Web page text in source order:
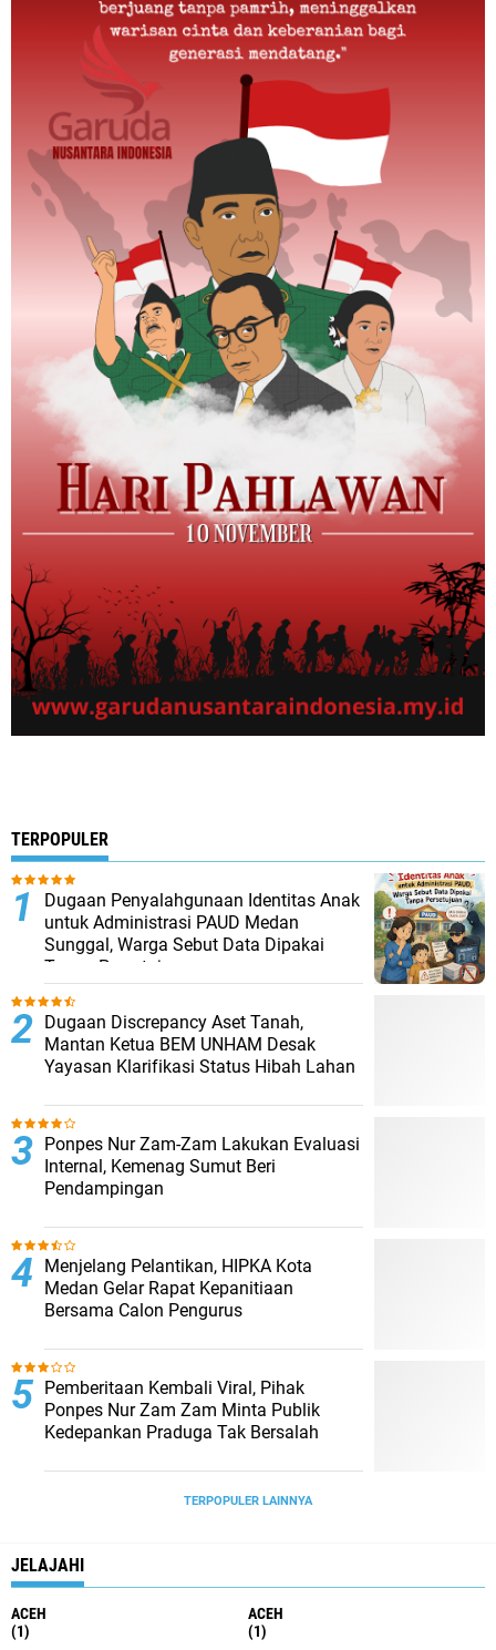
TERPOPULER
Dugaan Penyalahgunaan Identitas Anak
untuk Administrasi PAUD Medan
Sunggal, Warga Sebut Data Dipakai
Tanpa Persetujuan
Dugaan Discrepancy Aset Tanah,
Mantan Ketua BEM UNHAM Desak
Yayasan Klarifikasi Status Hibah Lahan
Ponpes Nur Zam-Zam Lakukan Evaluasi
Internal, Kemenag Sumut Beri
Pendampingan
Menjelang Pelantikan, HIPKA Kota
Medan Gelar Rapat Kepanitiaan
Bersama Calon Pengurus
Pemberitaan Kembali Viral, Pihak
Ponpes Nur Zam Zam Minta Publik
Kedepankan Praduga Tak Bersalah
TERPOPULER LAINNYA
JELAJAHI
ACEH
(1)
ACEH
(1)